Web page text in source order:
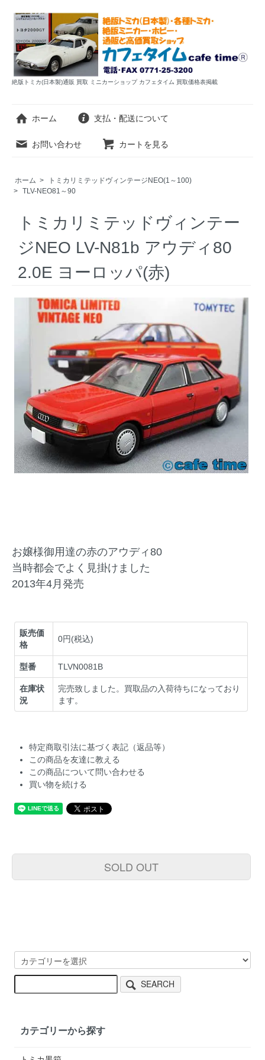
絶版トミカ(日本製)通販 買取 ミニカーショップ カフェタイム 買取価格表掲載
ホーム 支払・配送について
お問い合わせ カートを見る
ホーム >
トミカリミテッドヴィンテージNEO(1～100)
> TLV-NEO81～90
トミカリミテッドヴィンテー
ジNEO LV-N81b アウディ80
2.0E ヨーロッパ(赤)
お嬢様御用達の赤のアウディ80
当時都会でよく見掛けました
2013年4月発売
販売価
格
0円(税込)
型番 TLVN0081B
在庫状
況
完売致しました。買取品の入荷待ちになっており
ます。
特定商取引法に基づく表記（返品等）
この商品を友達に教える
この商品について問い合わせる
買い物を続ける
SOLD OUT
SEARCH
カテゴリーから探す